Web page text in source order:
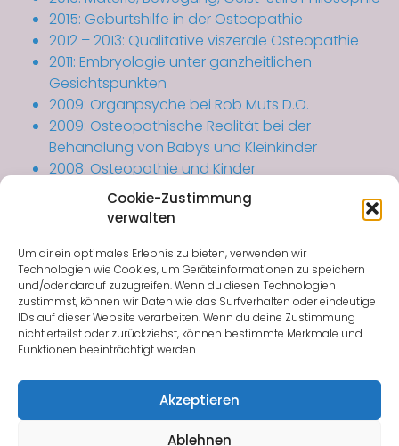
Cookie-Zustimmung
verwalten
Um dir ein optimales Erlebnis zu bieten, verwenden wir
Technologien wie Cookies, um Geräteinformationen zu speichern
und/oder darauf zuzugreifen. Wenn du diesen Technologien
zustimmst, können wir Daten wie das Surfverhalten oder eindeutige
IDs auf dieser Website verarbeiten. Wenn du deine Zustimmung
nicht erteilst oder zurückziehst, können bestimmte Merkmale und
Funktionen beeinträchtigt werden.
Akzeptieren
Ablehnen
2015: Geburtshilfe in der Osteopathie
2012 – 2013: Qualitative viszerale Osteopathie
2011: Embryologie unter ganzheitlichen
Gesichtspunkten
2009: Organpsyche bei Rob Muts D.O.
2009: Osteopathische Realität bei der
Behandlung von Babys und Kleinkinder
2008: Osteopathie und Kinder
2008: Osteopathie während und nach der
Schwangerschaft
Arbeit
2007: Osteopathie in der Chinesischen Medizin
2001 – 2002: Die Fünf Elemente in der
Chinesischen Medizin
1997 – 2000: Energetisch-statische Behandlung
(ESB/APM) nach Radloff
1999: Akupunktur-Kurs im Bejing Hospital of
Traditional Chinese Medicine (China)